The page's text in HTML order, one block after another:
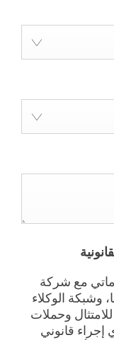
مع شركة
وشبكة الوكلاء
وحملات
قانوني